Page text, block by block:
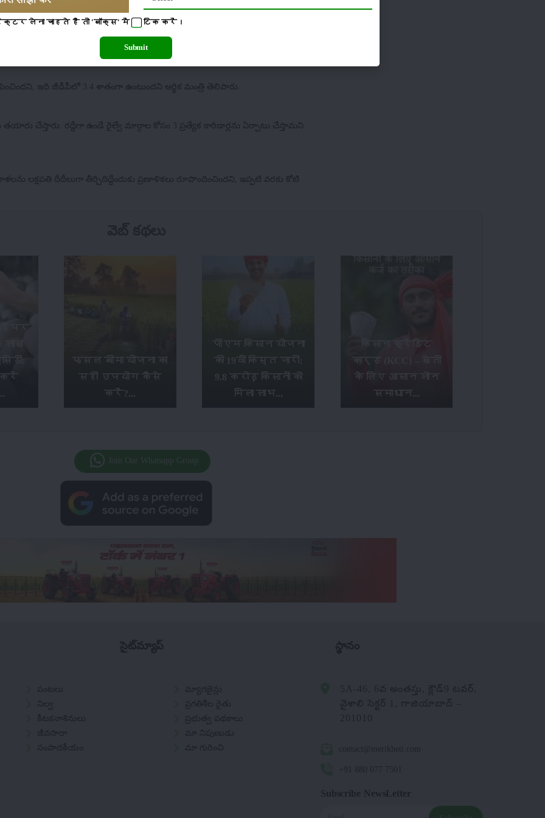
మరియు హెల్పర్‌లందరికీ ఆయుష్మాన్ భారత్ కింద ఆరోగ్య సంరక్షణ వర్తిస్తుంది.
పెంచిందని, ఇది జీడీపీలో 3.4 శాతంగా ఉంటుందని ఆర్థిక మంత్రి తెలిపారు.
చేస్తారు. రద్దీగా ఉండే రైల్వే మార్గాల కోసం 3 ప్రత్యేక కారిడార్లను ఏర్పాటు చేస్తామని
లక్షపతి దీదీలుగా తీర్చిదిద్దేందుకు ప్రణాళికలు రూపొందించిందని, ఇప్పటి వరకు కోటి
करें
फसल बीमा योजना का
सही उपयोग कैसे
करें?...
पीएम किसान योजना
की 19वीं किस्त जारी:
9.8 करोड़ किसानों को
मिला लाभ...
किसान क्रेडिट
कार्ड (KCC) – खेती
के लिए आसान लोन
समाधान...
Join Our Whatsapp Group
लेना चाहते है तो 'बॉक्स' में टिककरें।
Submit